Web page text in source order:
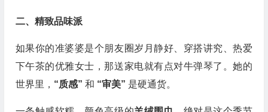
二、精致品味派
如果你的准婆婆是个朋友圈岁月静好、穿搭讲究、热爱
下午茶的优雅女士，那送家电就有点对牛弹琴了。她的
世界里， “质感” 和 “审美” 是硬通货。